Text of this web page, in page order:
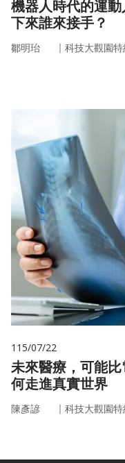
機器人時代的運
下來誰來接手？
鄒明珆 ｜ 科技大觀園
115/07/22
未來醫療，可能
何走進真實世界
陳彥諺 ｜ 科技大觀園